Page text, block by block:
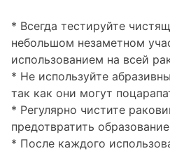
* Всегда тестируйте
небольшом незаметном
использованием на всей
* Не используйте
так как они могут
* Регулярно чистите
предотвратить
* После каждого